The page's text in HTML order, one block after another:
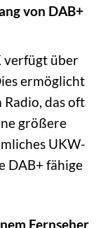
von DAB+
verfügt über
ermöglicht
das oft
größere
UKW-
DAB+ fähige
Fernseher